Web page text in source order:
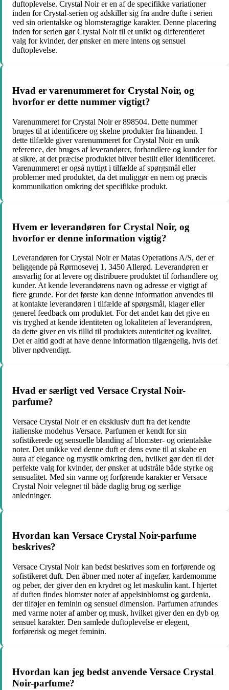
duftoplevelse. Crystal Noir er en af de specifikke variationer
inden for Crystal-serien og adskiller sig fra andre dufte i serien
ved sin orientalske og blomsteragtige karakter. Denne placering
inden for serien gør Crystal Noir til et unikt og differentieret
valg for kvinder, der ønsker en mere intens og sensuel
duftoplevelse.
Hvad er varenummeret for Crystal Noir, og
hvorfor er dette nummer vigtigt?
Varenummeret for Crystal Noir er 898504. Dette nummer
bruges til at identificere og skelne produkter fra hinanden. I
dette tilfælde giver varenummeret for Crystal Noir en unik
reference, der bruges af leverandører, forhandlere og kunder for
at sikre, at det præcise produktet bliver bestilt eller identificeret.
Varenummeret er også nyttigt i tilfælde af spørgsmål eller
problemer med produktet, da det muliggør en nem og præcis
kommunikation omkring det specifikke produkt.
Hvem er leverandøren for Crystal Noir, og
hvorfor er denne information vigtig?
Leverandøren for Crystal Noir er Matas Operations A/S, der er
beliggende på Rørmosevej 1, 3450 Allerød. Leverandøren er
ansvarlig for at levere og distribuere produktet til forhandlere og
kunder. At kende leverandørens navn og adresse er vigtigt af
flere grunde. For det første kan denne information anvendes til
at kontakte leverandøren i tilfælde af spørgsmål, klager eller
generel feedback om produktet. For det andet kan det give en
vis tryghed at kende identiteten og lokaliteten af ​​leverandøren,
da dette giver en vis tillid til produktets autenticitet og kvalitet.
Det er altid godt at have denne information tilgængelig, hvis det
bliver nødvendigt.
Hvad er særligt ved Versace Crystal Noir-
parfume?
Versace Crystal Noir er en eksklusiv duft fra det kendte
italienske modehus Versace. Parfumen er kendt for sin
sofistikerede og sensuelle blanding af blomster- og orientalske
noter. Det unikke ved denne duft er dens evne til at skabe en
aura af elegance og mystik omkring den, hvilket gør den til det
perfekte valg for kvinder, der ønsker at udstråle både styrke og
sensualitet. Med sin varme og forførende karakter er Versace
Crystal Noir velegnet til både daglig brug og særlige
anledninger.
Hvordan kan Versace Crystal Noir-parfume
beskrives?
Versace Crystal Noir kan bedst beskrives som en forførende og
sofistikeret duft. Den åbner med noter af ingefær, kardemomme
og peber, der giver den en krydret og let maskulin kant. I hjertet
af duften findes blomster noter af appelsinblomst og gardenia,
der tilføjer en feminin og sensuel dimension. Parfumen afrundes
med varme noter af amber og musk, hvilket giver den en dyb og
sensuel karakter. Den samlede duftoplevelse er elegent,
forførerisk og meget feminin.
Hvordan kan jeg bedst anvende Versace Crystal
Noir-parfume?